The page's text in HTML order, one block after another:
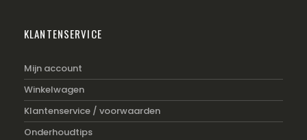
KLANTENSERVICE
Mijn account
Winkelwagen
Klantenservice / voorwaarden
Onderhoudtips